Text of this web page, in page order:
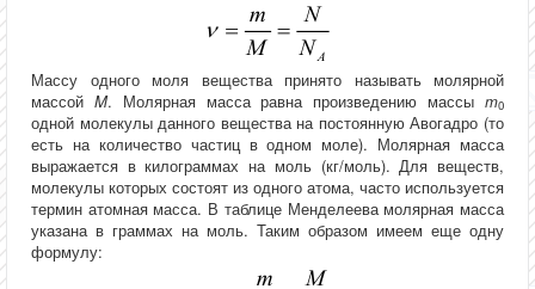
Массу одного моля вещества принято называть молярной
массой M. Молярная масса равна произведению массыm0
одной молекулы данного вещества на постоянную Авогадро (то
есть на количество частиц в одном моле). Молярная масса
выражается в килограммах на моль (кг/моль). Для веществ,
молекулы которых состоят из одного атома, часто используется
термин атомная масса. В таблице Менделеева молярная масса
указана в граммах на моль. Таким образом имеем еще одну
формулу: